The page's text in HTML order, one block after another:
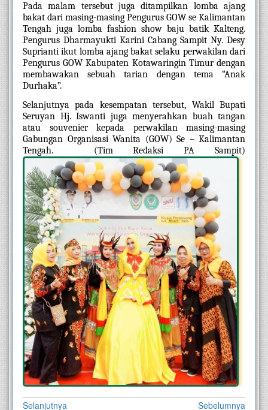
Pada malam tersebut juga ditampilkan lomba ajang
bakat dari masing-masing Pengurus GOW se Kalimantan
Tengah juga lomba fashion show baju batik Kalteng.
Pengurus Dharmayukti Karini Cabang Sampit Ny. Desy
Suprianti ikut lomba ajang bakat selaku perwakilan dari
Pengurus GOW Kabupaten Kotawaringin Timur dengan
membawakan sebuah tarian dengan tema “Anak
Durhaka”.
Selanjutnya pada kesempatan tersebut, Wakil Bupati
Seruyan Hj. Iswanti juga menyerahkan buah tangan
atau souvenier kepada perwakilan masing-masing
Gabungan Organisasi Wanita (GOW) Se – Kalimantan
Tengah.  (Tim Redaksi PA Sampit)
Selanjutnya Sebelumnya